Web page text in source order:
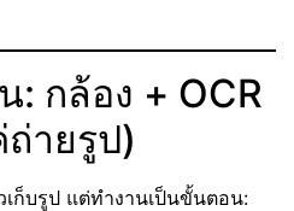
: กล้อง + OCR
ายรูป)
ก็บรูป แต่ทำงานเป็นขั้นตอน: